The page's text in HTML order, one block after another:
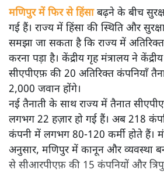
मणिपुर में फिर से हिंसा बढ़ने के बीच
गई हैं। राज्य में हिंसा की स्थिति और
समझा जा सकता है कि राज्य में
करना पड़ा है। केंद्रीय गृह मंत्रालय ने
सीएपीएफ़ की 20 अतिरिक्त कंपनियाँ
2,000 जवान होंगे।
नई तैनाती के साथ राज्य में तैनात
लगभग 22 हज़ार हो गई हैं। अब 218
कंपनी में लगभग 80-120 कर्मी होते हैं।
अनुसार, मणिपुर में कानून और व्यवस्था
से सीआरपीएफ़ की 15 कंपनियों और